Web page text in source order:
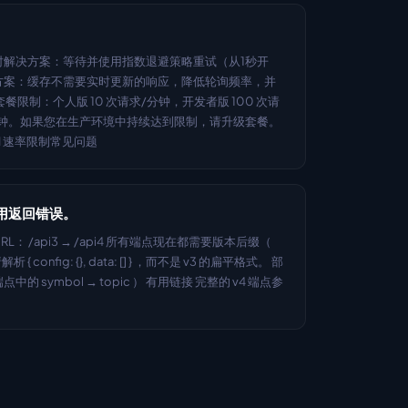
决方案：等待并使用指数退避策略重试（从1秒开
：缓存不需要实时更新的响应，降低轮询频率，并
限制：个人版 10 次请求/分钟，开发者版 100 次请
如果您在生产环境中持续达到限制，请升级套餐。
率限制常见问题
回错误。
： /api3 → /api4 所有端点现在都需要版本后缀（
析 { config: {}, data: [] } ，而不是 v3 的扁平格式。 部
中的 symbol → topic ） 有用链接 完整的 v4 端点参